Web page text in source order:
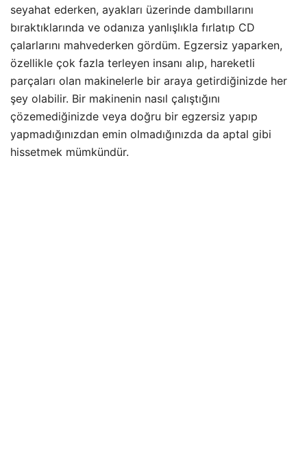
seyahat ederken, ayakları üzerinde dambıllarını
bıraktıklarında ve odanıza yanlışlıkla fırlatıp CD
çalarlarını mahvederken gördüm. Egzersiz yaparken,
özellikle çok fazla terleyen insanı alıp, hareketli
parçaları olan makinelerle bir araya getirdiğinizde her
şey olabilir. Bir makinenin nasıl çalıştığını
çözemediğinizde veya doğru bir egzersiz yapıp
yapmadığınızdan emin olmadığınızda da aptal gibi
hissetmek mümkündür.